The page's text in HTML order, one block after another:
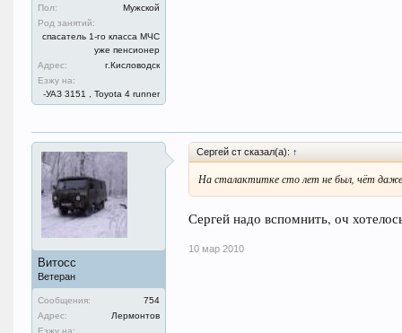
Пол:
Мужской
Род занятий:
спасатель 1-го класса МЧС
уже пенсионер
Адрес:
г.Кисловодск
Езжу на:
-УАЗ 3151 , Toyota 4 runner
Витосс
Ветеран
Сообщения:
754
Адрес:
Лермонтов
Езжу на:
Сергей ст сказал(а): ↑
На сталактитке сто лет не был, чёт
Сергей надо вспомнить, оч
10 мар 2010